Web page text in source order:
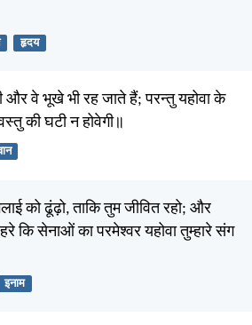
हृदय
और वे भूखे भी रह जाते हैं; परन्तु यहोवा के
की घटी न होवेगी॥
को ढूंढ़ो, ताकि तुम जीवित रहो; और
कि सेनाओं का परमेश्वर यहोवा तुम्हारे संग
इनाम